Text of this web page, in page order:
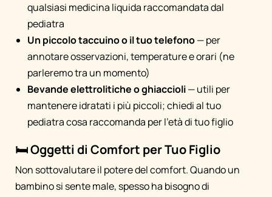
qualsiasi medicina liquida raccomandata dal
pediatra
Un piccolo taccuino o il tuo telefono— per
annotare osservazioni, temperature e orari (ne
parleremo tra un momento)
Bevande elettrolitiche o ghiaccioli— utili per
mantenere idratati i più piccoli; chiedi al tuo
pediatra cosa raccomanda per l'età di tuo figlio
🛏️ Oggetti di Comfort per Tuo Figlio
Non sottovalutare il potere del comfort. Quando un
bambino si sente male, spesso ha bisogno di